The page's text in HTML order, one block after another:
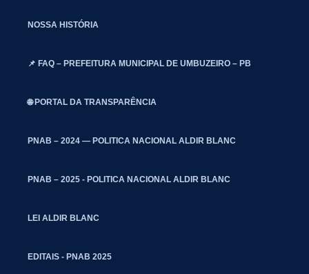
NOSSA HISTÓRIA
📌 FAQ – PREFEITURA MUNICIPAL DE UMBUZEIRO – PB
🌐 PORTAL DA TRANSPARÊNCIA
PNAB – 2024 — POLITICA NACIONAL ALDIR BLANC
PNAB – 2025 - POLITICA NACIONAL ALDIR BLANC
LEI ALDIR BLANC
EDITAIS - PNAB 2025